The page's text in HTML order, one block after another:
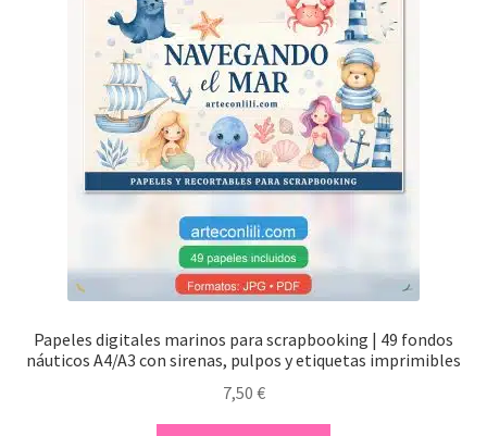
Papeles digitales marinos para scrapbooking | 49 fondos
náuticos A4/A3 con sirenas, pulpos y etiquetas imprimibles
7,50 €